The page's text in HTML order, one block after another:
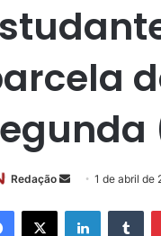
Redação 1 de abril de